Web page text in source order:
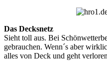
Das Decksnetz
Sieht toll aus. Bei
gebrauchen. Wenn´s aber
alles von Deck und geht